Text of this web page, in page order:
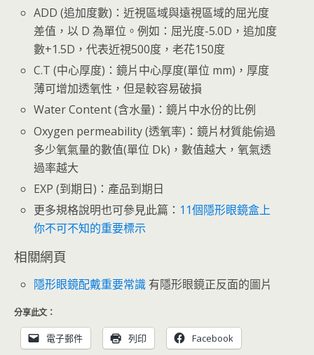
ADD (追加度數)：近視區域與遠視區域的屈光度
差值，以 D 為單位。例如：屈光度-5.0D，追加度
數+1.5D，代表近視500度，老花150度
C.T (中心厚度)：鏡片中心厚度(單位 mm)，厚度
薄可增加透氧性，但是較容易破損
Water Content (含水量)：鏡片中水份的比例
Oxygen permeability (透氧率)：鏡片材質能偷過
多少氧氣量的數值(單位 Dk)，數值越大，氧氣透
過率越大
EXP (到期日)：產品到期日
更多規格說明也可參見此篇： 11個隱形眼鏡盒上
你不可不知的重要標示
相關網頁
隱形眼鏡配戴重要常識 有隱形眼鏡正反面的圖片
分享此文：
電子郵件 列印 Facebook